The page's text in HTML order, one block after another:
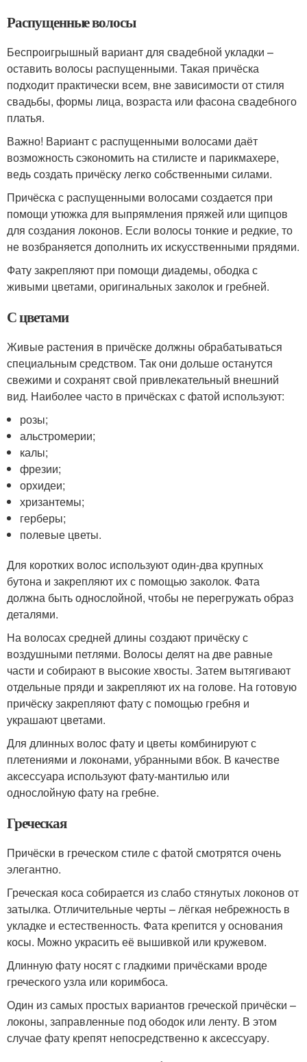
Распущенные волосы
Беспроигрышный вариант для свадебной укладки –
оставить волосы распущенными. Такая причёска
подходит практически всем, вне зависимости от стиля
свадьбы, формы лица, возраста или фасона свадебного
платья.
Важно! Вариант с распущенными волосами даёт
возможность сэкономить на стилисте и парикмахере,
ведь создать причёску легко собственными силами.
Причёска с распущенными волосами создается при
помощи утюжка для выпрямления пряжей или щипцов
для создания локонов. Если волосы тонкие и редкие, то
не возбраняется дополнить их искусственными прядями.
Фату закрепляют при помощи диадемы, ободка с
живыми цветами, оригинальных заколок и гребней.
С цветами
Живые растения в причёске должны обрабатываться
специальным средством. Так они дольше останутся
свежими и сохранят свой привлекательный внешний
вид. Наиболее часто в причёсках с фатой используют:
розы;
альстромерии;
калы;
фрезии;
орхидеи;
хризантемы;
герберы;
полевые цветы.
Для коротких волос используют один-два крупных
бутона и закрепляют их с помощью заколок. Фата
должна быть однослойной, чтобы не перегружать образ
деталями.
На волосах средней длины создают причёску с
воздушными петлями. Волосы делят на две равные
части и собирают в высокие хвосты. Затем вытягивают
отдельные пряди и закрепляют их на голове. На готовую
причёску закрепляют фату с помощью гребня и
украшают цветами.
Для длинных волос фату и цветы комбинируют с
плетениями и локонами, убранными вбок. В качестве
аксессуара используют фату-мантилью или
однослойную фату на гребне.
Греческая
Причёски в греческом стиле с фатой смотрятся очень
элегантно.
Греческая коса собирается из слабо стянутых локонов от
затылка. Отличительные черты – лёгкая небрежность в
укладке и естественность. Фата крепится у основания
косы. Можно украсить её вышивкой или кружевом.
Длинную фату носят с гладкими причёсками вроде
греческого узла или коримбоса.
Один из самых простых вариантов греческой причёски –
локоны, заправленные под ободок или ленту. В этом
случае фату крепят непосредственно к аксессуару.